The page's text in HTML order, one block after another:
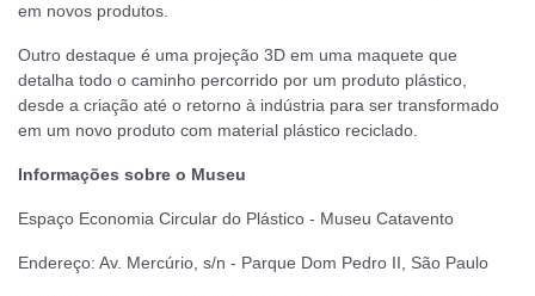
em novos produtos.
Outro destaque é uma projeção 3D em uma maquete que
detalha todo o caminho percorrido por um produto plástico,
desde a criação até o retorno à indústria para ser transformado
em um novo produto com material plástico reciclado.
Informações sobre o Museu
Espaço Economia Circular do Plástico - Museu Catavento
Endereço: Av. Mercúrio, s/n - Parque Dom Pedro II, São Paulo